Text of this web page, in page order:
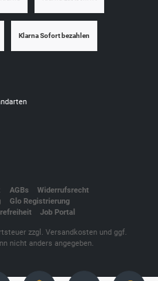
Klarna Sofort bezahlen
AGBs
Widerrufsrecht
Glo Registrierung
Job Portal
zzgl. Versandkosten und ggf.
nicht anders angegeben.